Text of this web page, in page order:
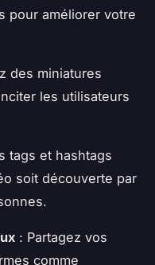
pour améliorer votre
des miniatures
les utilisateurs
tags et hashtags
soit découverte par
: Partagez vos
comme